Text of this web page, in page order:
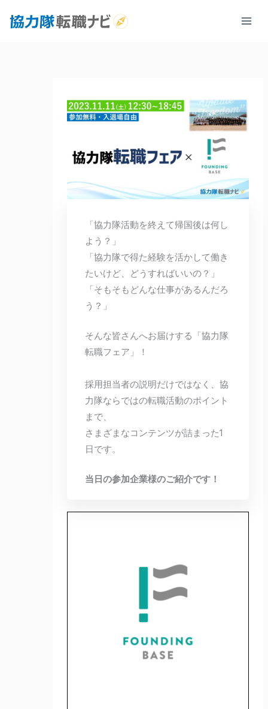
「協力隊活動を終えて帰国後は何し
よう？」
「協力隊で得た経験を活かして働き
たいけど、どうすればいいの？」
「そもそもどんな仕事があるんだろ
う？」
そんな皆さんへお届けする「協力隊
転職フェア」！
採用担当者の説明だけではなく、協
力隊ならではの転職活動のポイント
まで、
さまざまなコンテンツが詰まった1
日です。
当日の参加企業様のご紹介です！